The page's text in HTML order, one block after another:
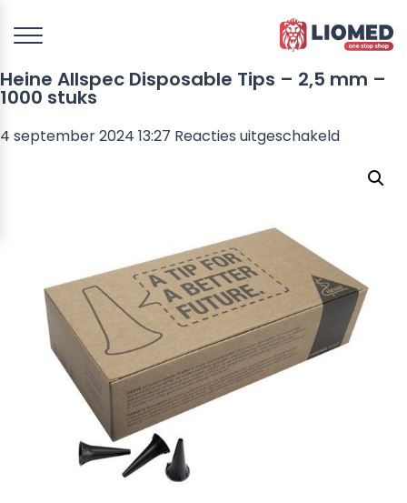
Heine Allspec Disposable Tips – 2,5 mm –
1000 stuks
4 september 2024 13:27 Reacties uitgeschakeldvoor
Allspec
2,5
mm
1000